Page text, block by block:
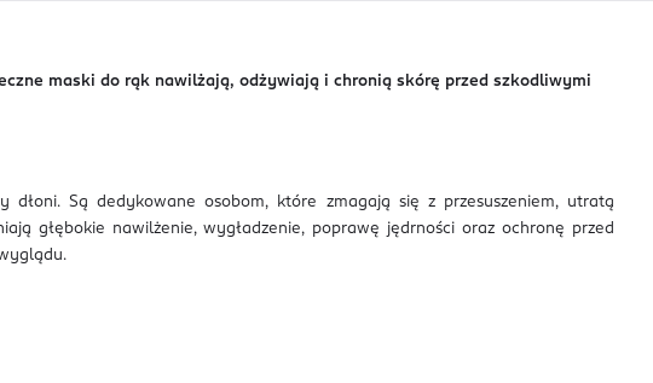
maski do rąk nawilżają, odżywiają i chronią skórę przed szkodliwymi
Są dedykowane osobom, które zmagają się z przesuszeniem, utratą
głębokie nawilżenie, wygładzenie, poprawę jędrności oraz ochronę przed